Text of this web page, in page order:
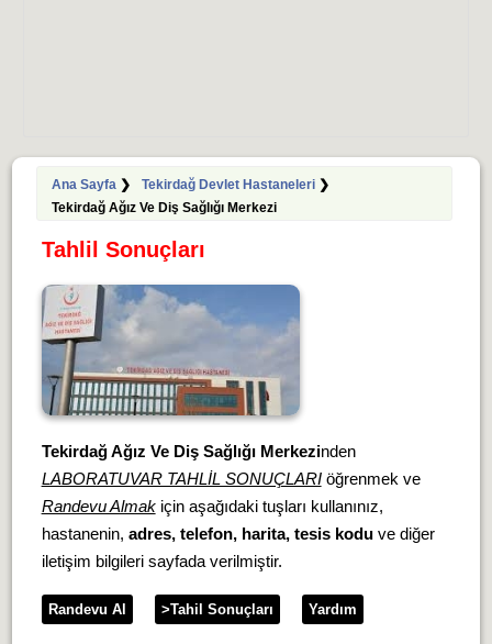
Ana Sayfa❯ Tekirdağ Devlet Hastaneleri❯
Tekirdağ Ağız Ve Diş Sağlığı Merkezi
Tahlil Sonuçları
Tekirdağ Ağız Ve Diş Sağlığı Merkezinden
LABORATUVAR TAHLİL SONUÇLARIöğrenmek ve
Randevu Almakiçin aşağıdaki tuşları kullanınız,
hastanenin, adres, telefon, harita, tesis koduve diğer
iletişim bilgileri sayfada verilmiştir.
Randevu Al >Tahil Sonuçları Yardım